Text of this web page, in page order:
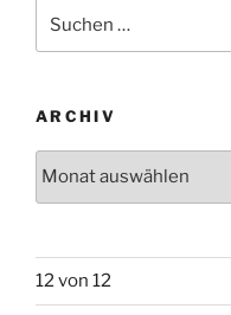
nach:
ARCHIV
12 von 12